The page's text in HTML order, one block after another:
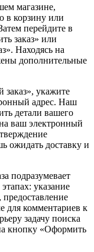
магазине,
в корзину или
перейдите в
заказ» или
Находясь на
дополнительные
укажите
адрес. Наш
детали вашего
ваш электронный
ожидать доставку и
подразумевает
указание
для комментариев к
задачу поиска
кнопку «Оформить